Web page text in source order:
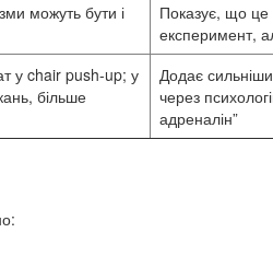
можуть бути і
Показує, що
експеримент,
у chair push-up; у
більше
Додає
через
адреналін”